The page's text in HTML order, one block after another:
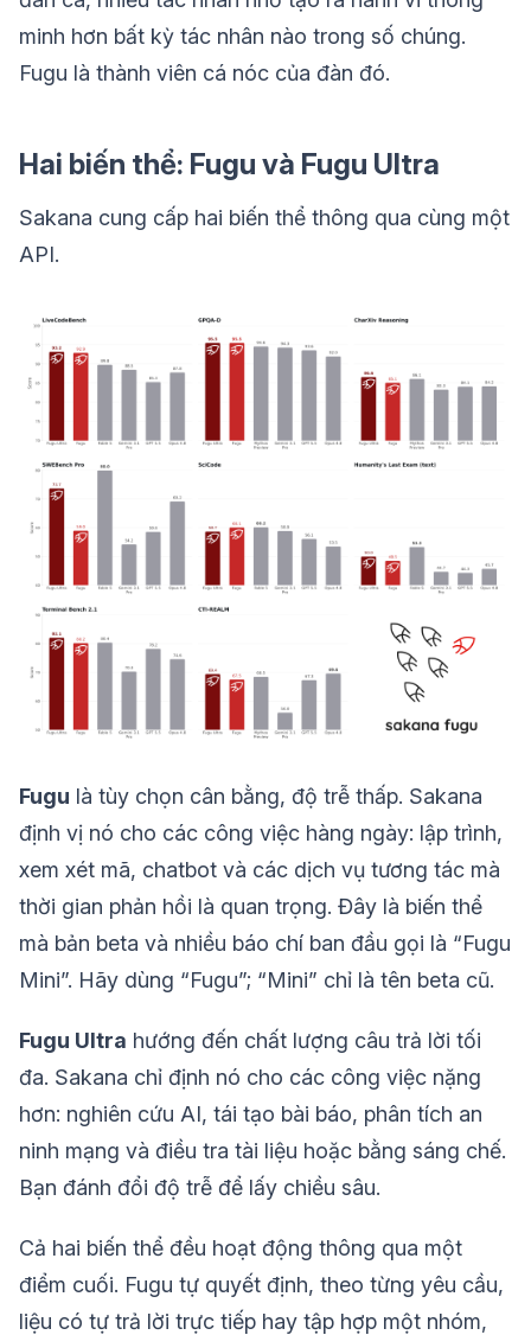
minh hơn bất kỳ tác nhân nào trong số chúng.
Fugu là thành viên cá nóc của đàn đó.
Hai biến thể: Fugu và Fugu Ultra
Sakana cung cấp hai biến thể thông qua cùng một
API.
Fugu là tùy chọn cân bằng, độ trễ thấp. Sakana
định vị nó cho các công việc hàng ngày: lập trình,
xem xét mã, chatbot và các dịch vụ tương tác mà
thời gian phản hồi là quan trọng. Đây là biến thể
mà bản beta và nhiều báo chí ban đầu gọi là “Fugu
Mini”. Hãy dùng “Fugu”; “Mini” chỉ là tên beta cũ.
Fugu Ultra hướng đến chất lượng câu trả lời tối
đa. Sakana chỉ định nó cho các công việc nặng
hơn: nghiên cứu AI, tái tạo bài báo, phân tích an
ninh mạng và điều tra tài liệu hoặc bằng sáng chế.
Bạn đánh đổi độ trễ để lấy chiều sâu.
Cả hai biến thể đều hoạt động thông qua một
điểm cuối. Fugu tự quyết định, theo từng yêu cầu,
liệu có tự trả lời trực tiếp hay tập hợp một nhóm,